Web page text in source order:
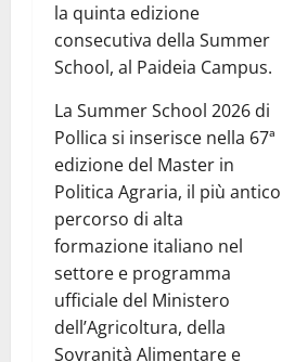
la quinta edizione
consecutiva della Summer
School, al Paideia Campus.
La Summer School 2026 di
Pollica si inserisce nella 67ª
edizione del Master in
Politica Agraria, il più antico
percorso di alta
formazione italiano nel
settore e programma
ufficiale del Ministero
dell’Agricoltura, della
Sovranità Alimentare e